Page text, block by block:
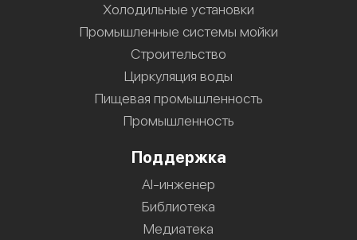
Холодильные установки
Промышленные системы мойки
Строительство
Циркуляция воды
Пищевая промышленность
Промышленность
Поддержка
AI-инженер
Библиотека
Медиатека